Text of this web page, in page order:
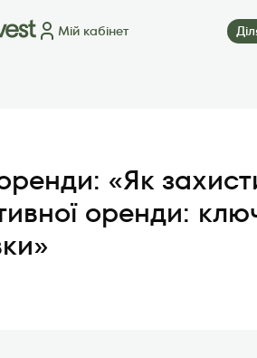
Мій кабінет
оренди: «Як
оренди: